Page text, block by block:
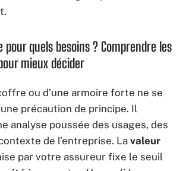
pour quels besoins ? Comprendre les
mieux décider
ou d’une armoire forte ne se
précaution de principe. Il
analyse poussée des usages, des
de l’entreprise. La valeur
par votre assureur fixe le seuil